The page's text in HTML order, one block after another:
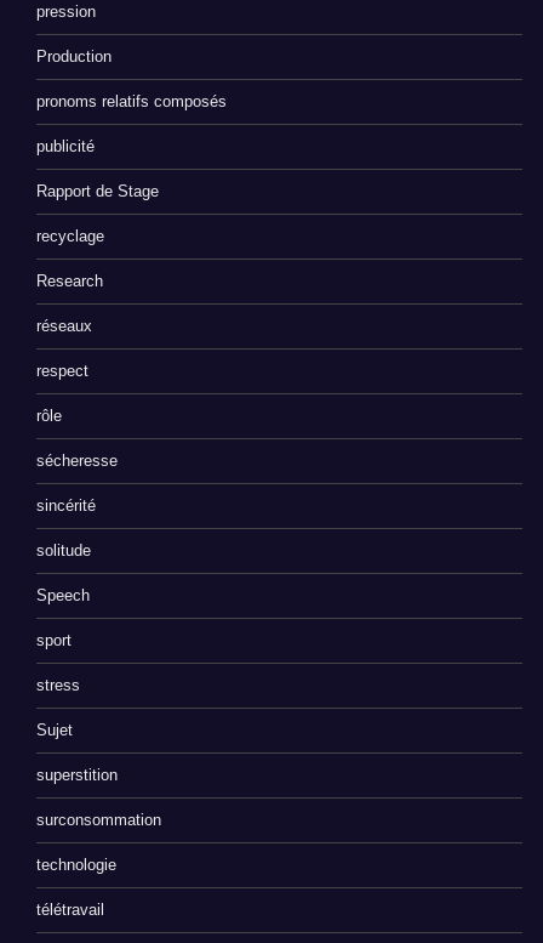
pression
Production
pronoms relatifs composés
publicité
Rapport de Stage
recyclage
Research
réseaux
respect
rôle
sécheresse
sincérité
solitude
Speech
sport
stress
Sujet
superstition
surconsommation
technologie
télétravail